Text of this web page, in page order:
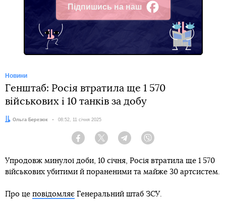
Підпишись на наш
Facebook
Новини
Генштаб: Росія втратила ще 1 570
військових і 10 танків за добу
Автор:
Ольга Березюк Дата:
08:52, 11 січня 2025
Facebook Twitter Telegram
Упродовж минулої доби, 10 січня, Росія втратила ще 1 570
військових убитими й пораненими та майже 30 артсистем.
Про це повідомляє Генеральний штаб ЗСУ.